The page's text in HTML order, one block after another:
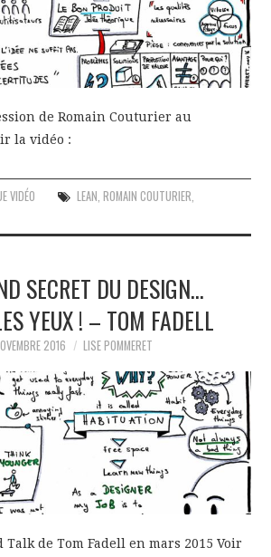
de Romain Couturier au
la vidéo :
VIDÉO LEAN ROMAIN COUTURIER
SECRET DU DESIGN…
YEUX ! – TOM FADELL
2016 LISE POMMERET
Talk de Tom Fadell en mars 2015 Voir